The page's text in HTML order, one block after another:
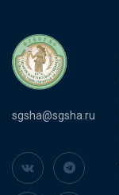
sgsha@sgsha.ru